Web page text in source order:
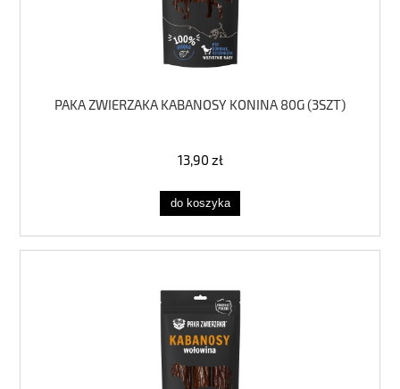
PAKA ZWIERZAKA KABANOSY KONINA 80G (3SZT)
13,90 zł
do koszyka